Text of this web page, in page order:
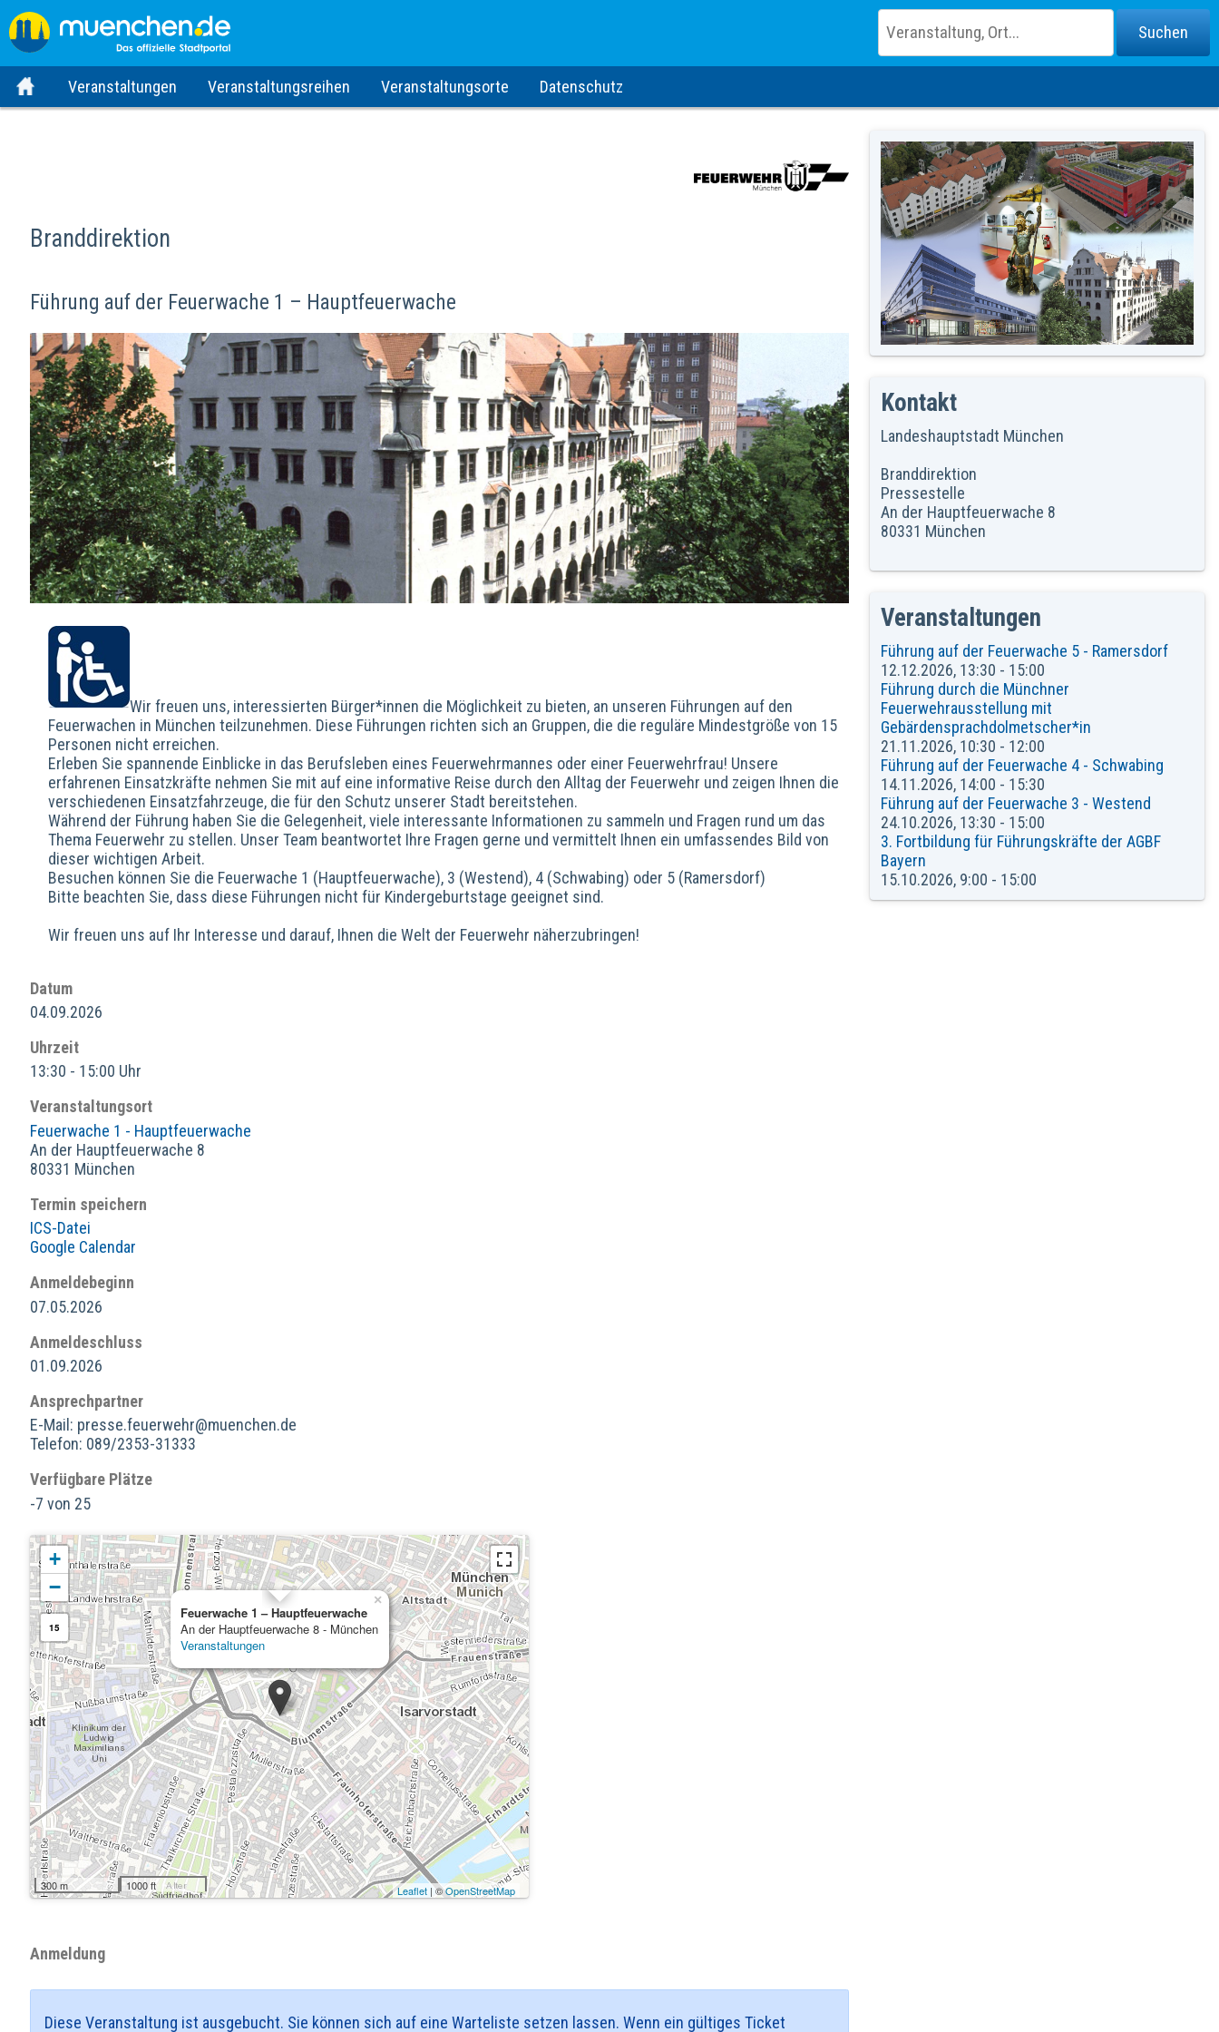
Veranstaltungen Veranstaltungsreihen Veranstaltungsorte Datenschutz
Branddirektion
Führung auf der Feuerwache 1 – Hauptfeuerwache
Wir freuen uns, interessierten Bürger*innen die Möglichkeit zu bieten, an unseren Führungen auf den
Feuerwachen in München teilzunehmen. Diese Führungen richten sich an Gruppen, die die reguläre Mindestgröße von 15
Personen nicht erreichen.
Erleben Sie spannende Einblicke in das Berufsleben eines Feuerwehrmannes oder einer Feuerwehrfrau! Unsere
erfahrenen Einsatzkräfte nehmen Sie mit auf eine informative Reise durch den Alltag der Feuerwehr und zeigen Ihnen die
verschiedenen Einsatzfahrzeuge, die für den Schutz unserer Stadt bereitstehen.
Während der Führung haben Sie die Gelegenheit, viele interessante Informationen zu sammeln und Fragen rund um das
Thema Feuerwehr zu stellen. Unser Team beantwortet Ihre Fragen gerne und vermittelt Ihnen ein umfassendes Bild von
dieser wichtigen Arbeit.
Besuchen können Sie die Feuerwache 1 (Hauptfeuerwache), 3 (Westend), 4 (Schwabing) oder 5 (Ramersdorf)
Bitte beachten Sie, dass diese Führungen nicht für Kindergeburtstage geeignet sind.
Wir freuen uns auf Ihr Interesse und darauf, Ihnen die Welt der Feuerwehr näherzubringen!
Datum
04.09.2026
Uhrzeit
13:30 - 15:00 Uhr
Veranstaltungsort
Feuerwache 1 - Hauptfeuerwache
An der Hauptfeuerwache 8
80331 München
Termin speichern
ICS-Datei
Google Calendar
Anmeldebeginn
07.05.2026
Anmeldeschluss
01.09.2026
Ansprechpartner
E-Mail: presse.feuerwehr@muenchen.de
Telefon: 089/2353-31333
Verfügbare Plätze
-7 von 25
Feuerwache 1 – Hauptfeuerwache
An der Hauptfeuerwache 8 - München
Veranstaltungen
×
+
−
15
300 m 1000 ft Leaflet | ©OpenStreetMap
Anmeldung
Diese Veranstaltung ist ausgebucht. Sie können sich auf eine Warteliste setzen lassen. Wenn ein gültiges Ticket
Kontakt
Landeshauptstadt München
Branddirektion
Pressestelle
An der Hauptfeuerwache 8
80331 München
Veranstaltungen
Führung auf der Feuerwache 5 - Ramersdorf
12.12.2026, 13:30 - 15:00
Führung durch die Münchner
Feuerwehrausstellung mit
Gebärdensprachdolmetscher*in
21.11.2026, 10:30 - 12:00
Führung auf der Feuerwache 4 - Schwabing
14.11.2026, 14:00 - 15:30
Führung auf der Feuerwache 3 - Westend
24.10.2026, 13:30 - 15:00
3. Fortbildung für Führungskräfte der AGBF
Bayern
15.10.2026, 9:00 - 15:00